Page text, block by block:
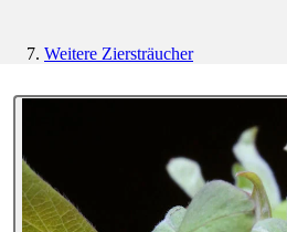
Weitere Ziersträucher